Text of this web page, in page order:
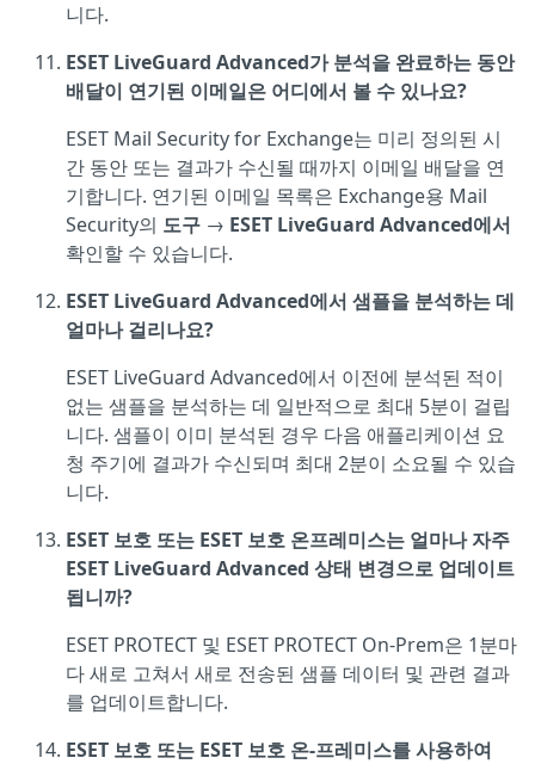
니다.
ESET LiveGuard Advanced가 분석을 완료하는 동안
배달이 연기된 이메일은 어디에서 볼 수 있나요?
ESET Mail Security for Exchange는 미리 정의된 시
간 동안 또는 결과가 수신될 때까지 이메일 배달을 연
기합니다. 연기된 이메일 목록은 Exchange용 Mail
Security의 도구 → ESET LiveGuard Advanced에서
확인할 수 있습니다.
ESET LiveGuard Advanced에서 샘플을 분석하는 데
얼마나 걸리나요?
ESET LiveGuard Advanced에서 이전에 분석된 적이
없는 샘플을 분석하는 데 일반적으로 최대 5분이 걸립
니다. 샘플이 이미 분석된 경우 다음 애플리케이션 요
청 주기에 결과가 수신되며 최대 2분이 소요될 수 있습
니다.
ESET 보호 또는 ESET 보호 온프레미스는 얼마나 자주
ESET LiveGuard Advanced 상태 변경으로 업데이트
됩니까?
ESET PROTECT 및 ESET PROTECT On-Prem은 1분마
다 새로 고쳐서 새로 전송된 샘플 데이터 및 관련 결과
를 업데이트합니다.
ESET 보호 또는 ESET 보호 온-프레미스를 사용하여